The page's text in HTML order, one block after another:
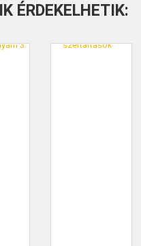
ÉRDEKELHETIK: